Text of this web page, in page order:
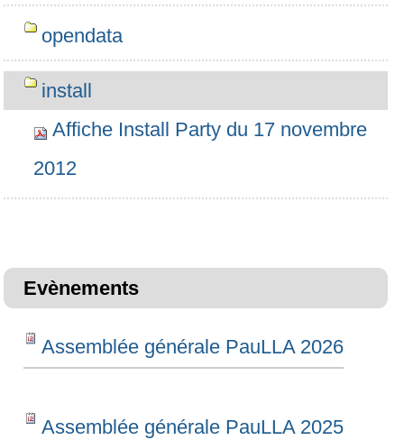
opendata
install
Affiche Install Party du 17 novembre
2012
Evènements
Assemblée générale PauLLA 2026
Assemblée générale PauLLA 2025